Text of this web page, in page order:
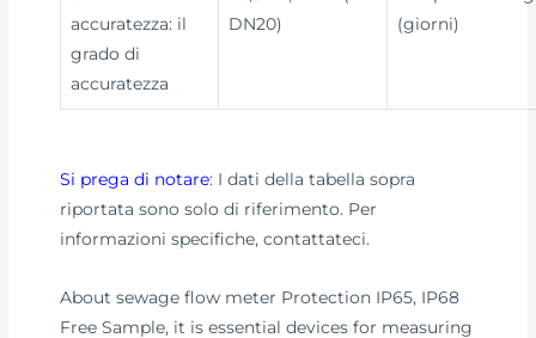
accuratezza: il
grado di
accuratezza
DN20)
(giorni)
Si prega di notare: I dati della tabella sopra
riportata sono solo di riferimento. Per
informazioni specifiche, contattateci.
About sewage flow meter Protection IP65, IP68
Free Sample, it is essential devices for measuring